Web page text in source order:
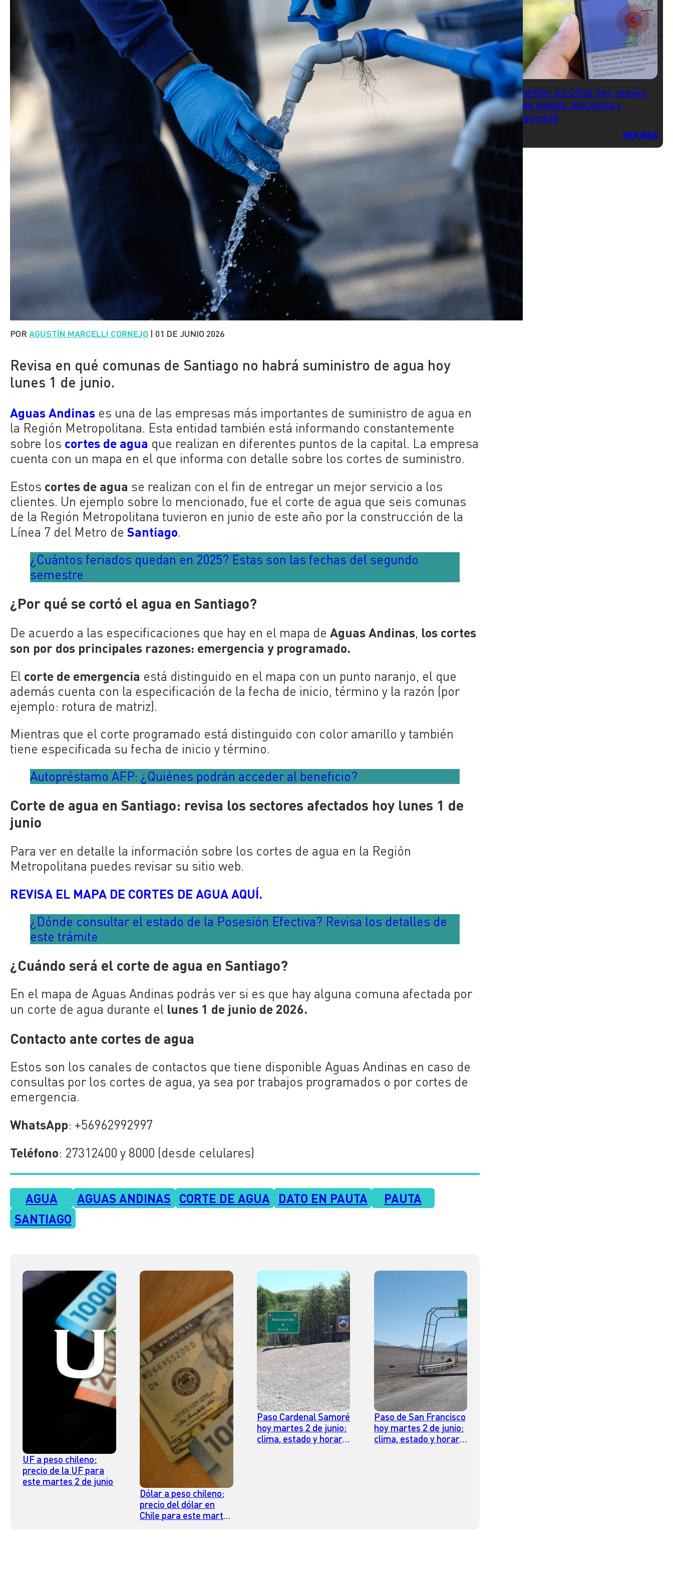
PORAGUSTÍN MARCELLI CORNEJO | 01 DE JUNIO 2026
Revisa en qué comunas de Santiago no habrá suministro de agua hoy
lunes 1 de junio.
Aguas Andinas es una de las empresas más importantes de suministro de agua en
la Región Metropolitana. Esta entidad también está informando constantemente
sobre los cortes de agua que realizan en diferentes puntos de la capital. La empresa
cuenta con un mapa en el que informa con detalle sobre los cortes de suministro.
Estos cortes de agua se realizan con el fin de entregar un mejor servicio a los
clientes. Un ejemplo sobre lo mencionado, fue el corte de agua que seis comunas
de la Región Metropolitana tuvieron en junio de este año por la construcción de la
Línea 7 del Metro deSantiago.
¿Cuántos feriados quedan en 2025? Estas son las fechas del segundo
semestre
¿Por qué se cortó el agua en Santiago?
De acuerdo a las especificaciones que hay en el mapa deAguas Andinas, los cortes
son por dos principales razones: emergencia y programado.
El corte de emergencia está distinguido en el mapa con un punto naranjo, el que
además cuenta con la especificación de la fecha de inicio, término y la razón (por
ejemplo: rotura de matriz).
Mientras que el corte programado está distinguido con color amarillo y también
tiene especificada su fecha de inicio y término.
Autopréstamo AFP: ¿Quiénes podrán acceder al beneficio?
Corte de agua en Santiago: revisa los sectores afectados hoy lunes 1 de
junio
Para ver en detalle la información sobre los cortes de agua en la Región
Metropolitana puedes revisar su sitio web.
REVISA EL MAPA DE CORTES DE AGUA AQUÍ.
¿Dónde consultar el estado de la Posesión Efectiva? Revisa los detalles de
este trámite
¿Cuándo será el corte de agua en Santiago?
En el mapa de Aguas Andinas podrás ver si es que hay alguna comuna afectada por
un corte de agua durante el lunes 1 de junio de 2026.
Contacto ante cortes de agua
Estos son los canales de contactos que tiene disponible Aguas Andinas en caso de
consultas por los cortes de agua, ya sea por trabajos programados o por cortes de
emergencia.
WhatsApp: +56962992997
Teléfono: 27312400 y 8000 (desde celulares)
AGUA AGUAS ANDINAS CORTE DE AGUA DATO EN PAUTA
PAUTA
SANTIAGO
UF a peso chileno:
precio de la UF para
este martes 2 de junio
Dólar a peso chileno:
precio del dólar en
Chile para este martes
Paso Cardenal Samoré
hoy martes 2 de junio:
clima, estado y horario
Paso de San Francisco
hoy martes 2 de junio:
clima, estado y horario
Temblor en Chile hoy, jueves
6 de agosto: epicentro y
magnitud
VER MÁS